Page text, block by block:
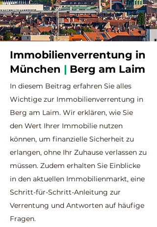
Immobilienverrentung in
München | Berg am Laim
In diesem Beitrag erfahren Sie alles
Wichtige zur Immobilienverrentung in
Berg am Laim. Wir erklären, wie Sie
den Wert Ihrer Immobilie nutzen
können, um finanzielle Sicherheit zu
erlangen, ohne Ihr Zuhause verlassen zu
müssen. Zudem erhalten Sie Einblicke
in den aktuellen Immobilienmarkt, eine
Schritt-für-Schritt-Anleitung zur
Verrentung und Antworten auf häufige
Fragen.